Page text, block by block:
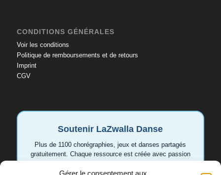
Gérer le consentement aux
CONDITIONS GÉNÉRALES
Voir les conditions
Politique de remboursements et de retours
Imprint
CGV
Soutenir LaZwalla Danse
Plus de 1100 chorégraphies, jeux et danses partagés
gratuitement. Chaque ressource est créée avec passion
soutien permet de continuer à développer de nouvelles